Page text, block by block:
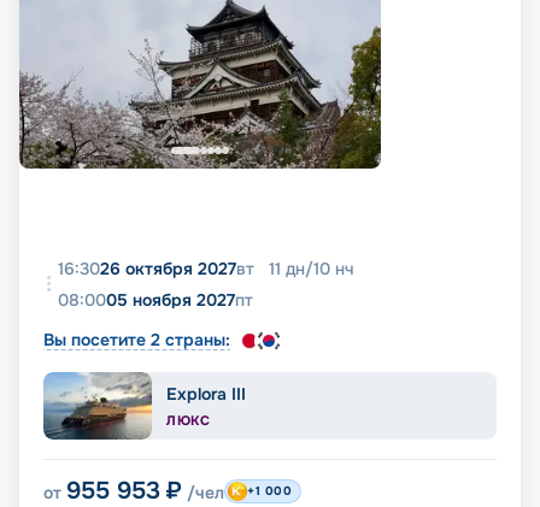
16:3026 октября 2027вт 11 дн/10 нч
08:0005 ноября 2027пт
Вы посетите 2 страны:
Explora III
ЛЮКС
от 955 953 ₽ /чел +1 000